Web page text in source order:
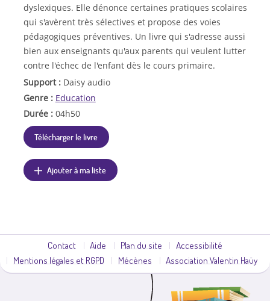
dyslexiques. Elle dénonce certaines pratiques scolaires
qui s'avèrent très sélectives et propose des voies
pédagogiques préventives. Un livre qui s'adresse aussi
bien aux enseignants qu'aux parents qui veulent lutter
contre l'échec de l'enfant dès le cours primaire.
Support : Daisy audio
Genre : Education
Durée : 04h50
Télécharger le livre
Ajouter à ma liste
Contact Aide Plan du site
Accessibilité
Mentions légales et RGPD
Mécènes Association Valentin Haüy